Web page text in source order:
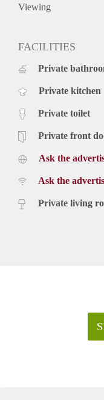
Viewing
FACILITIES
Private
Private kitchen
Private toilet
Private front
Ask the
Ask the
Private living